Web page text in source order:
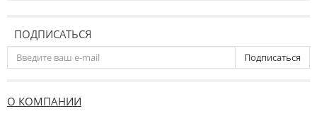
ПОДПИСАТЬСЯ
Подписаться
О КОМПАНИИ